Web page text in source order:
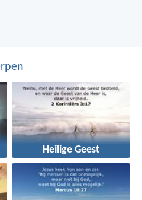
Heilige Geest